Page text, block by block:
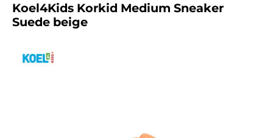
Koel4Kids Korkid Medium Sneaker
Suede beige